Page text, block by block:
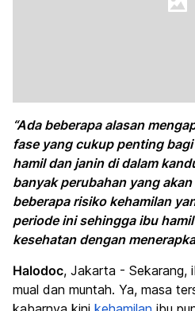
“Ada beberapa alasan
fase yang cukup penting
hamil dan janin di dalam
banyak perubahan yang
beberapa risiko kehamilan
periode ini sehingga ibu
kesehatan dengan
Halodoc, Jakarta - Sekarang,
mual dan muntah. Ya, masa